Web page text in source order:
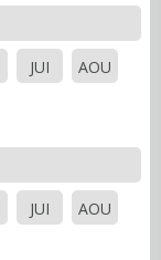
JUI
AOU
JUI
AOU